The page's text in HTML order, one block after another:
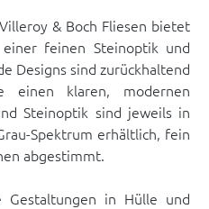
& Boch Fliesen bietet
feinen Steinoptik und
Designs sind zurückhaltend
einen klaren, modernen
Steinoptik sind jeweils in
Spektrum erhältlich, fein
abgestimmt.
Gestaltungen in Hülle und